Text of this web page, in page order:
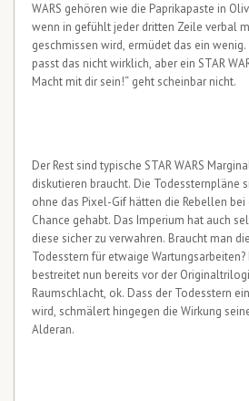
WARS gehören wie die Paprikapaste in
wenn in gefühlt jeder dritten Zeile verbal
geschmissen wird, ermüdet das ein wenig.
passt das nicht wirklich, aber ein STAR
Macht mit dir sein!“ geht scheinbar nicht.
Der Rest sind typische STAR WARS
diskutieren braucht. Die Todessternpläne
ohne das Pixel-Gif hätten die Rebellen
Chance gehabt. Das Imperium hat auch
diese sicher zu verwahren. Braucht man
Todesstern für etwaige
bestreitet nun bereits vor der
Raumschlacht, ok. Dass der Todesstern
wird, schmälert hingegen die Wirkung
Alderan.